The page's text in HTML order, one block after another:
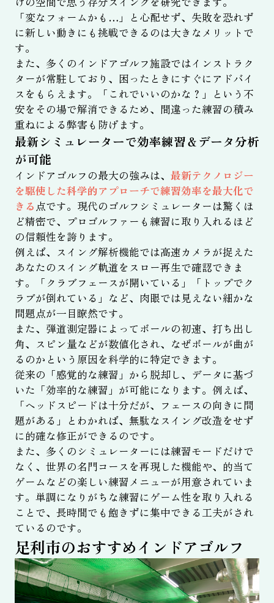
「変なフォームかも…」と心配せず、失敗を恐れず
に新しい動きにも挑戦できるのは大きなメリットで
す。
また、多くのインドアゴルフ施設ではインストラク
ターが常駐しており、困ったときにすぐにアドバイ
スをもらえます。「これでいいのかな？」という不
安をその場で解消できるため、間違った練習の積み
重ねによる弊害も防げます。
最新シミュレーターで効率練習＆データ分析
が可能
インドアゴルフの最大の強みは、 最新テクノロジー
を駆使した科学的アプローチで練習効率を最大化で
きる 点です。現代のゴルフシミュレーターは驚くほ
ど精密で、プロゴルファーも練習に取り入れるほど
の信頼性を誇ります。
例えば、スイング解析機能では高速カメラが捉えた
あなたのスイング軌道をスロー再生で確認できま
す。「クラブフェースが開いている」「トップでク
ラブが倒れている」など、肉眼では見えない細かな
問題点が一目瞭然です。
また、弾道測定器によってボールの初速、打ち出し
角、スピン量などが数値化され、なぜボールが曲が
るのかという原因を科学的に特定できます。
従来の「感覚的な練習」から脱却し、データに基づ
いた「効率的な練習」が可能になります。例えば、
「ヘッドスピードは十分だが、フェースの向きに問
題がある」とわかれば、無駄なスイング改造をせず
に的確な修正ができるのです。
また、多くのシミュレーターには練習モードだけで
なく、世界の名門コースを再現した機能や、的当て
ゲームなどの楽しい練習メニューが用意されていま
す。単調になりがちな練習にゲーム性を取り入れる
ことで、長時間でも飽きずに集中できる工夫がされ
ているのです。
足利市のおすすめインドアゴルフ